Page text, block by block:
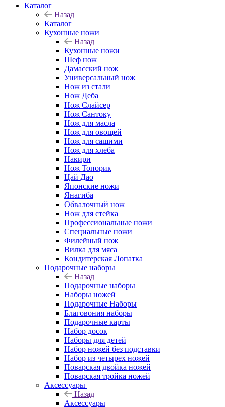
Каталог
Назад
Каталог
Кухонные ножи
Назад
Кухонные ножи
Шеф нож
Дамасский нож
Универсальный нож
Нож из стали
Нож Деба
Нож Слайсер
Нож Сантоку
Нож для масла
Нож для овощей
Нож для сашими
Нож для хлеба
Накири
Нож Топорик
Цай Дао
Японские ножи
Янагиба
Обвалочный нож
Нож для стейка
Профессиональные ножи
Специальные ножи
Филейный нож
Вилка для мяса
Кондитерская Лопатка
Подарочные наборы
Назад
Подарочные наборы
Наборы ножей
Подарочные Наборы
Благовония наборы
Подарочные карты
Набор досок
Наборы для детей
Набор ножей без подставки
Набор из четырех ножей
Поварская двойка ножей
Поварская тройка ножей
Аксессуары
Назад
Аксессуары